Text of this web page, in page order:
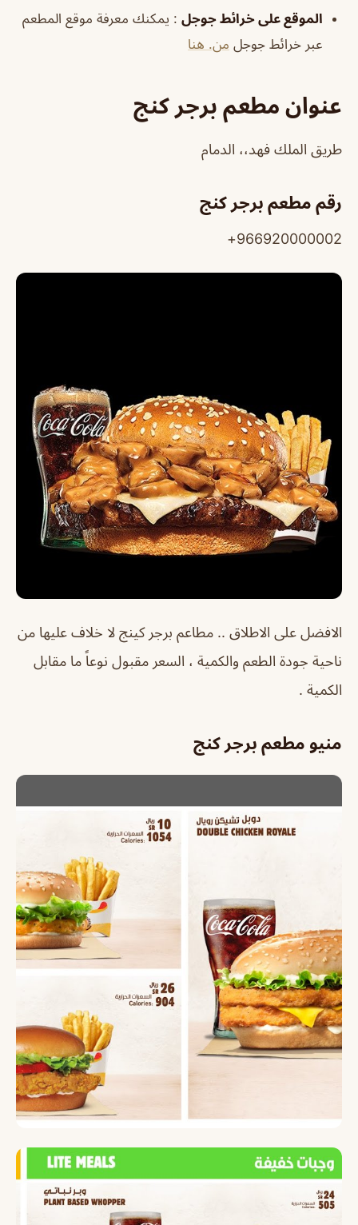
الموقع على خرائط جوجل : يمكنك معرفة موقع المطعم
عبر خرائط جوجل من. هنا
عنوان مطعم برجر كنج
طريق الملك فهد،، الدمام
رقم مطعم برجر كنج
966920000002+
الافضل على الاطلاق .. مطاعم برجر كينج لا خلاف عليها من
ناحية جودة الطعم والكمية ، السعر مقبول نوعاً ما مقابل
الكمية .
منيو مطعم برجر كنج